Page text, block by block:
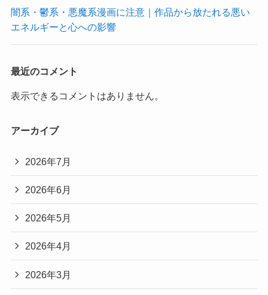
闇系・鬱系・悪魔系漫画に注意｜作品から放たれる悪い
エネルギーと心への影響
最近のコメント
表示できるコメントはありません。
アーカイブ
2026年7月
2026年6月
2026年5月
2026年4月
2026年3月